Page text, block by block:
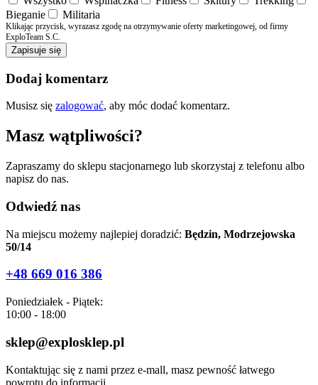
Bieganie
Militaria
Klikając przycisk, wyrazasz zgodę na otrzymywanie oferty marketingowej, od firmy
ExploTeam S.C.
Zapisuje się
Dodaj komentarz
Musisz się zalogować, aby móc dodać komentarz.
Masz wątpliwości?
Zapraszamy do sklepu stacjonarnego lub skorzystaj z telefonu albo
napisz do nas.
Odwiedź nas
Na miejscu możemy najlepiej doradzić: Będzin, Modrzejowska
50/14
+48 669 016 386
Poniedziałek - Piątek:
10:00 - 18:00
sklep@explosklep.pl
Kontaktując się z nami przez e-mall, masz pewność łatwego
powrotu do informacji.